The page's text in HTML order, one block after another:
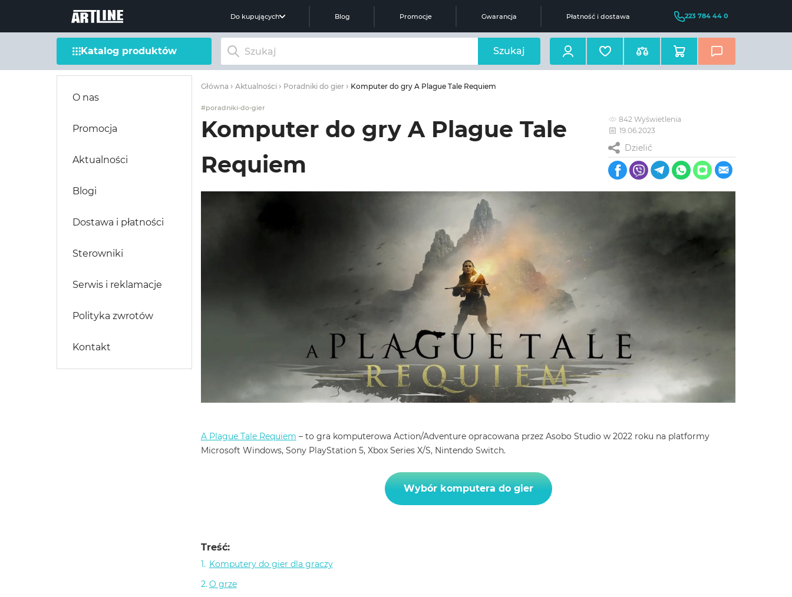
Do kupujących Blog Promocje Gwarancja Płatność i dostawa 223 784 44 0
Katalog produktów Szukaj
O nas
Promocja
Aktualności
Blogi
Dostawa i płatności
Sterowniki
Serwis i reklamacje
Polityka zwrotów
Kontakt
Główna Aktualności Poradniki do gier Komputer do gry A Plague Tale Requiem
#poradniki-do-gier
Komputer do gry A Plague Tale
Requiem
842 Wyświetlenia
19.06.2023
Dzielić
A Plague Tale Requiem – to gra komputerowa Action/Adventure opracowana przez Asobo Studio w 2022 roku na platformy
Microsoft Windows, Sony PlayStation 5, Xbox Series X/S, Nintendo Switch.
Wybór komputera do gier
Treść:
Komputery do gier dla graczy
O grze